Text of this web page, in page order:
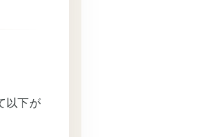
以下が